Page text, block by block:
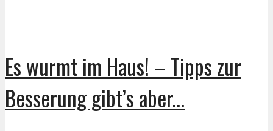
Es wurmt im Haus! – Tipps zur
Besserung gibt’s aber...